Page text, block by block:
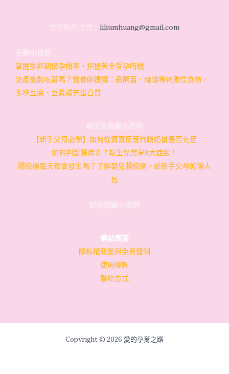
liliumhuang@gmail.com
掌握排卵期懷孕機率，把握黃金受孕時機
流產後能吃薑嗎？營養師建議：避開薑、麻油等刺激性食物，
多吃豆腐、豆漿補充蛋白質
【新手父母必學】如何從寶寶反應判斷奶量是否充足
如何判斷腸病毒？新生兒常見8大症狀！
腸絞痛每天都會發生嗎？了解嬰兒腸絞痛，給新手父母的懶人
包
網站頁面
隱私權政策與免責聲明
使用條款
聯絡方式
Copyright © 2026 愛的孕育之路